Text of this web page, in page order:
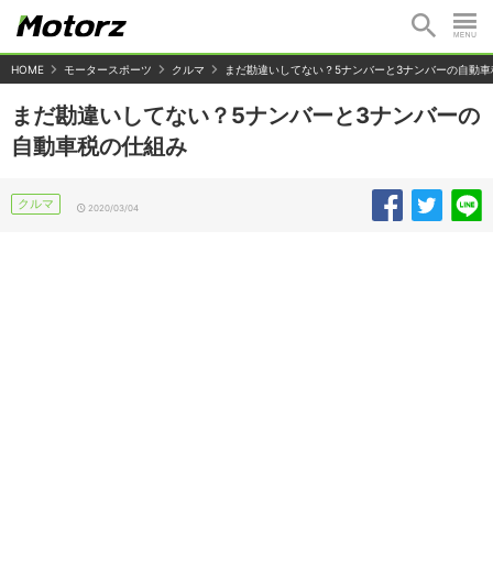
HOME モータースポーツ クルマ まだ勘違いしてない？5ナンバーと3ナンバーの自動
まだ勘違いしてない？5ナンバーと3ナンバーの
自動車税の仕組み
クルマ 2020/03/04